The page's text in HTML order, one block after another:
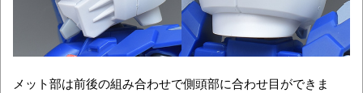
メット部は前後の組み合わせで側頭部に合わせ目ができま